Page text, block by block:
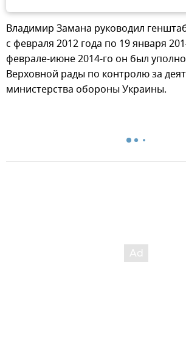
Владимир Замана руководил
с февраля 2012 года по 19 января
феврале-июне 2014-го он был
Верховной рады по контролю за
министерства обороны Украины.